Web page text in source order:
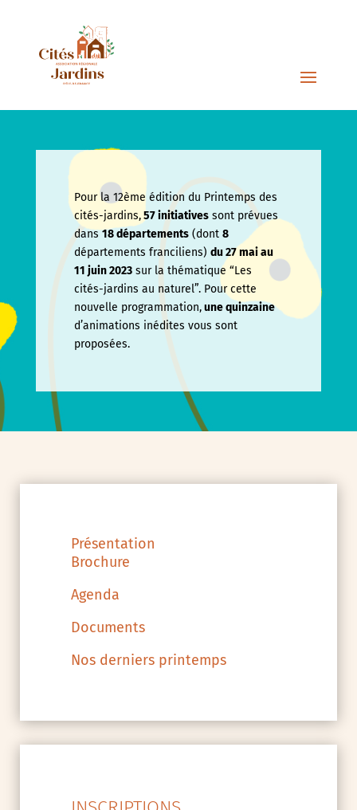
Pour la 12ème édition du Printemps des
cités-jardins,57 initiativessont prévues
dans18 départements(dont 8
départements franciliens) du 27 mai au
11 juin2023sur la thématique “Les
cités-jardins au naturel”. Pour cette
nouvelle programmation,une quinzaine
d’animations inédites vous sont
proposées.
Présentation
Brochure
Agenda
Documents
Nos derniers printemps